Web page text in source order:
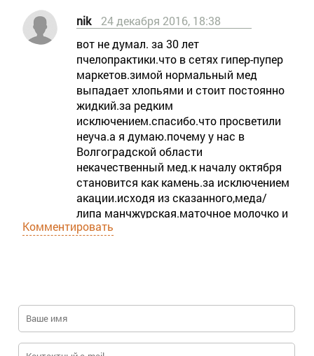
nik
24 декабря 2016, 18:38
вот не думал. за 30 лет
пчелопрактики.что в сетях гипер-пупер
маркетов.зимой нормальный мед
выпадает хлопьями и стоит постоянно
жидкий.за редким
исключением.спасибо.что просветили
неуча.а я думаю.почему у нас в
Волгоградской области
некачественный мед.к началу октября
становится как камень.за исключением
акации.исходя из сказанного,меда/
липа манчжурская.маточное молочко и
иже с ними качественные.с
подумаешь-у нас диастаза по таблице-
.наверное наша сертифицированная
лаборатория не умеет делать анализ?
Комментировать